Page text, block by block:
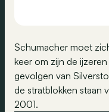
Schumacher moet
keer om zijn de
gevolgen van
de stratblokken staan
2001.